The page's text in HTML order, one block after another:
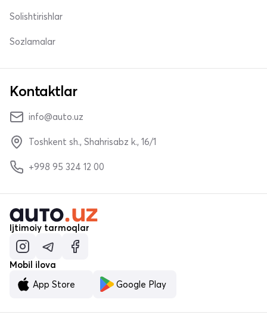
Solishtirishlar
Sozlamalar
Kontaktlar
info@auto.uz
Toshkent sh., Shahrisabz k., 16/1
+998 95 324 12 00
Ijtimoiy tarmoqlar
Mobil ilova
App Store
Google Play